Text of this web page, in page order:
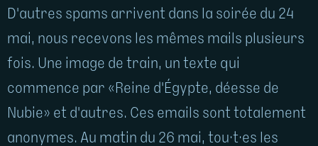
D'autres spams arrivent dans la soirée du 24
mai, nous recevons les mêmes mails plusieurs
fois. Une image de train, un texte qui
commence par «Reine d'Égypte, déesse de
Nubie» et d'autres. Ces emails sont totalement
anonymes. Au matin du 26 mai, tou·t·es les